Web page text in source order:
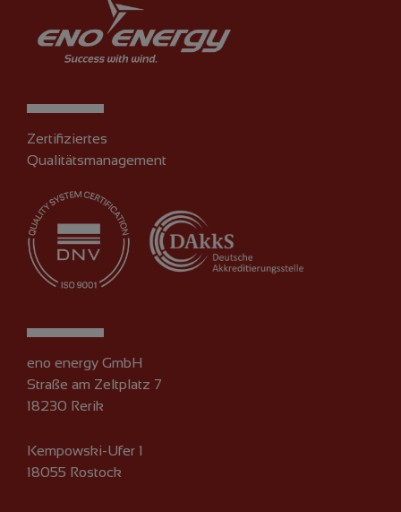
Zertifiziertes
Qualitätsmanagement
eno energy GmbH
Straße am Zeltplatz 7
18230 Rerik
Kempowski-Ufer 1
18055 Rostock